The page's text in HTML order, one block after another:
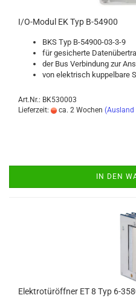
I/O-​Modul EK Typ B-​54900
BKS Typ B-​54900-03-3-9
für ge­si­cher­te
der Bus Ver­bin­dung zur
von elek­trisch kup­pel­ba­re
Art.Nr.: BK530003
Lieferzeit:
ca. 2 Wochen (Ausland
IN DEN
Elek­tro­tür­öff­ner ET 8 Typ 6-​